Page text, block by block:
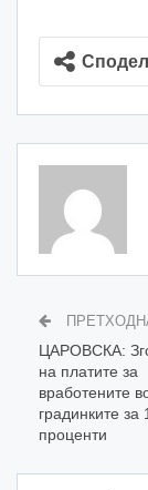
ЦАРОВСКА:
на платите за
вработените
градинките за
проценти